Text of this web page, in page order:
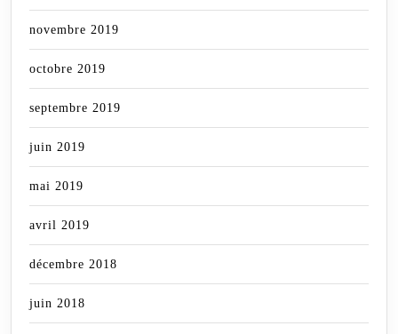
novembre 2019
octobre 2019
septembre 2019
juin 2019
mai 2019
avril 2019
décembre 2018
juin 2018